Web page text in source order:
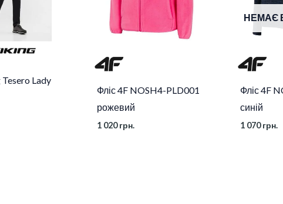
Lady
Фліс 4F NOSH4-PLD001
рожевий
1 020грн.
НЕМАЄ
Фліс 4F
синій
1 070грн.